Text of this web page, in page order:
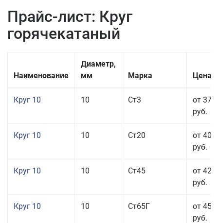
Прайс-лист: Круг
горячекатаный
Наименование
Диаметр,
мм
Марка Цена
Круг 10 10 Ст3
от 37
руб.
Круг 10 10 Ст20
от 40
руб.
Круг 10 10 Ст45
от 42
руб.
Круг 10 10 Ст65Г
от 45
руб.